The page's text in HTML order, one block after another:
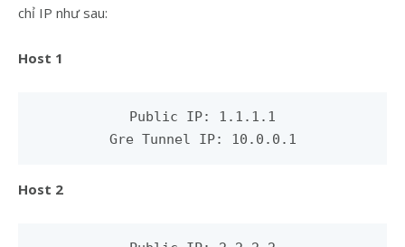
chỉ IP như sau:
Host 1
Public IP: 1.1.1.1
Gre Tunnel IP: 10.0.0.1
Host 2